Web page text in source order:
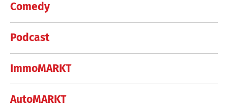
Comedy
Podcast
ImmoMARKT
AutoMARKT